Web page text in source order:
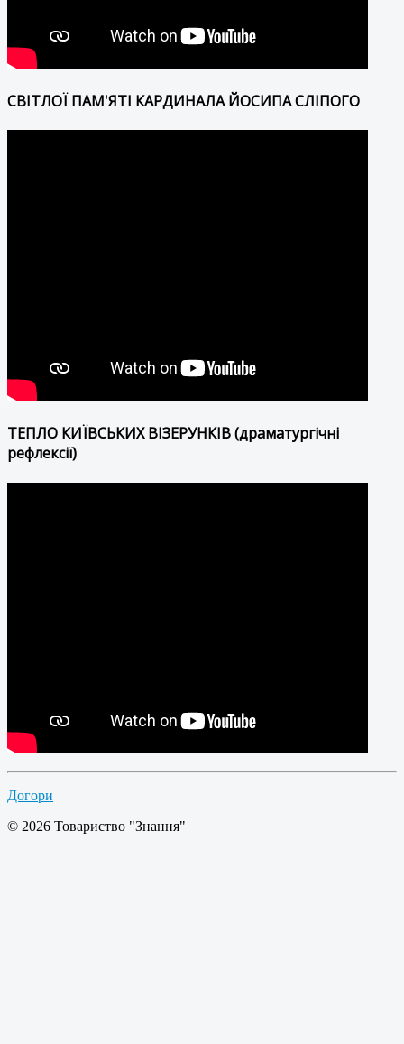
СВІТЛОЇ ПАМ'ЯТІ КАРДИНАЛА ЙОСИПА СЛІПОГО
ТЕПЛО КИЇВСЬКИХ ВІЗЕРУНКІВ (драматургічні
рефлексії)
Догори
© 2026 Товариство "Знання"